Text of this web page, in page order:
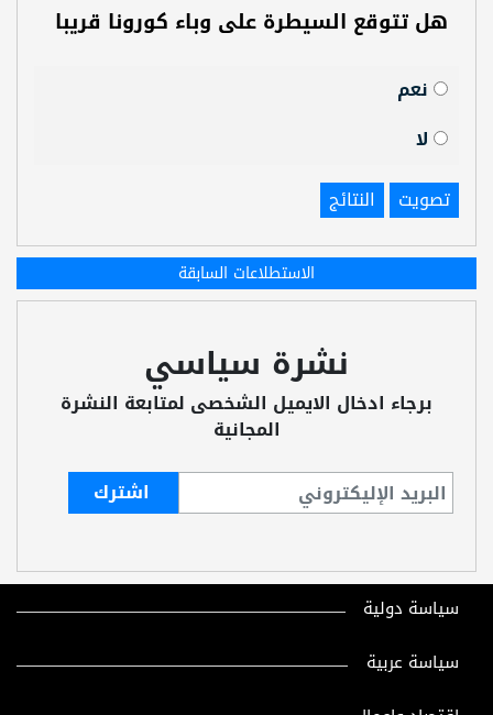
هل تتوقع السيطرة على وباء كورونا قريبا
نعم
لا
تصويت
النتائج
الاستطلاعات السابقة
نشرة سياسي
برجاء ادخال الايميل الشخصى لمتابعة النشرة
المجانية
سياسة دولية
سياسة عربية